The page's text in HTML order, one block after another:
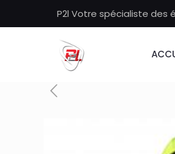
P2l Votre spécialiste des